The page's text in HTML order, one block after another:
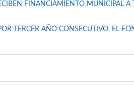
FINANCIAMIENTO MUNICIPAL A
TERCER AÑO CONSECUTIVO, EL